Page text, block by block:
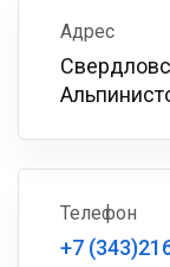
Адрес
Телефон
+7